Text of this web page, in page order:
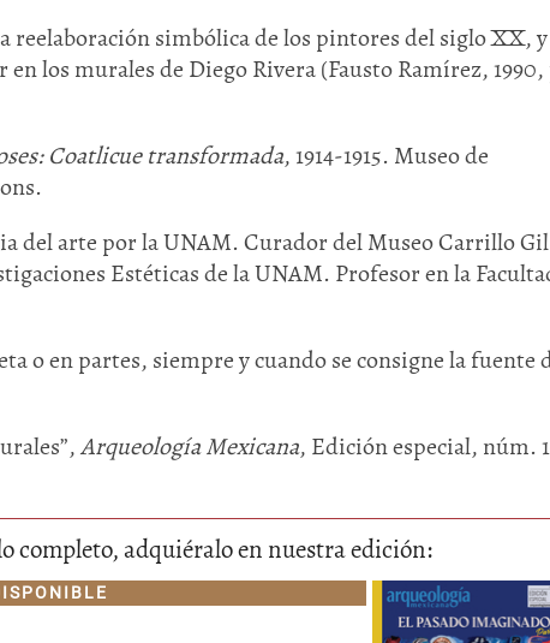
simbólica de los pintores del siglo XX, y
los murales de Diego Rivera (Fausto Ramírez,
Coatlicue transformada, 1914-1915. Museo de
del arte por la UNAM. Curador del Museo Carrillo Gil
Estéticas de la UNAM. Profesor en la
o en partes, siempre y cuando se consigne la fuente
Arqueología Mexicana, Edición especial, núm.
completo, adquiéralo en nuestra edición: